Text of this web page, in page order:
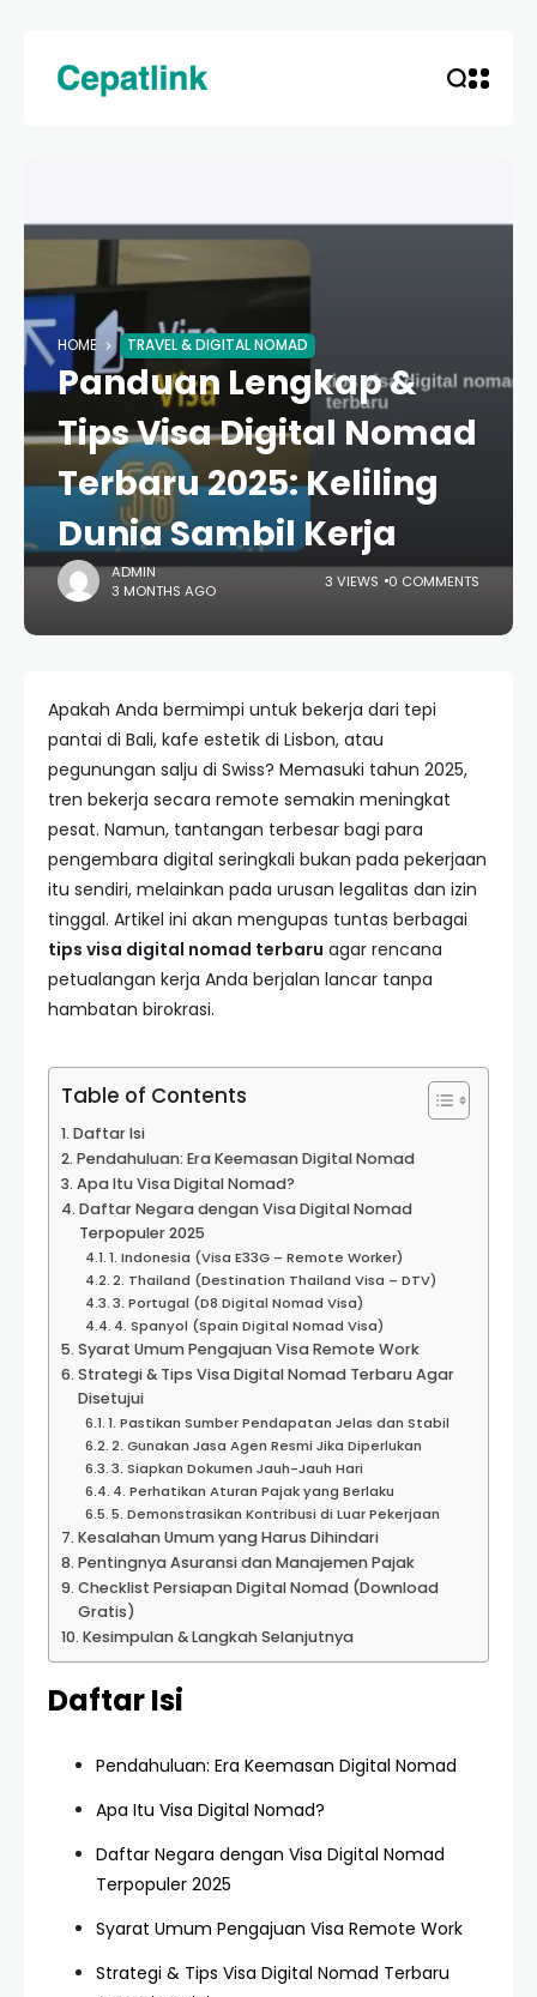
HOME TRAVEL & DIGITAL NOMAD
Panduan Lengkap &
Tips Visa Digital Nomad
Terbaru 2025: Keliling
Dunia Sambil Kerja
ADMIN
3 MONTHS AGO
3 VIEWS 0 COMMENTS
Apakah Anda bermimpi untuk bekerja dari tepi
pantai di Bali, kafe estetik di Lisbon, atau
pegunungan salju di Swiss? Memasuki tahun 2025,
tren bekerja secara remote semakin meningkat
pesat. Namun, tantangan terbesar bagi para
pengembara digital seringkali bukan pada pekerjaan
itu sendiri, melainkan pada urusan legalitas dan izin
tinggal. Artikel ini akan mengupas tuntas berbagai
tips visa digital nomad terbaru agar rencana
petualangan kerja Anda berjalan lancar tanpa
hambatan birokrasi.
Table of Contents
Daftar Isi
Pendahuluan: Era Keemasan Digital Nomad
Apa Itu Visa Digital Nomad?
Daftar Negara dengan Visa Digital Nomad
Terpopuler 2025
1. Indonesia (Visa E33G – Remote Worker)
2. Thailand (Destination Thailand Visa – DTV)
3. Portugal (D8 Digital Nomad Visa)
4. Spanyol (Spain Digital Nomad Visa)
Syarat Umum Pengajuan Visa Remote Work
Strategi & Tips Visa Digital Nomad Terbaru Agar
Disetujui
1. Pastikan Sumber Pendapatan Jelas dan Stabil
2. Gunakan Jasa Agen Resmi Jika Diperlukan
3. Siapkan Dokumen Jauh-Jauh Hari
4. Perhatikan Aturan Pajak yang Berlaku
5. Demonstrasikan Kontribusi di Luar Pekerjaan
Kesalahan Umum yang Harus Dihindari
Pentingnya Asuransi dan Manajemen Pajak
Checklist Persiapan Digital Nomad (Download
Gratis)
Kesimpulan & Langkah Selanjutnya
Daftar Isi
Pendahuluan: Era Keemasan Digital Nomad
Apa Itu Visa Digital Nomad?
Daftar Negara dengan Visa Digital Nomad
Terpopuler 2025
Syarat Umum Pengajuan Visa Remote Work
Strategi & Tips Visa Digital Nomad Terbaru